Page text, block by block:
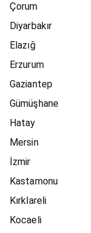
Çorum
Diyarbakır
Elazığ
Erzurum
Gaziantep
Gümüşhane
Hatay
Mersin
İzmir
Kastamonu
Kırklareli
Kocaeli